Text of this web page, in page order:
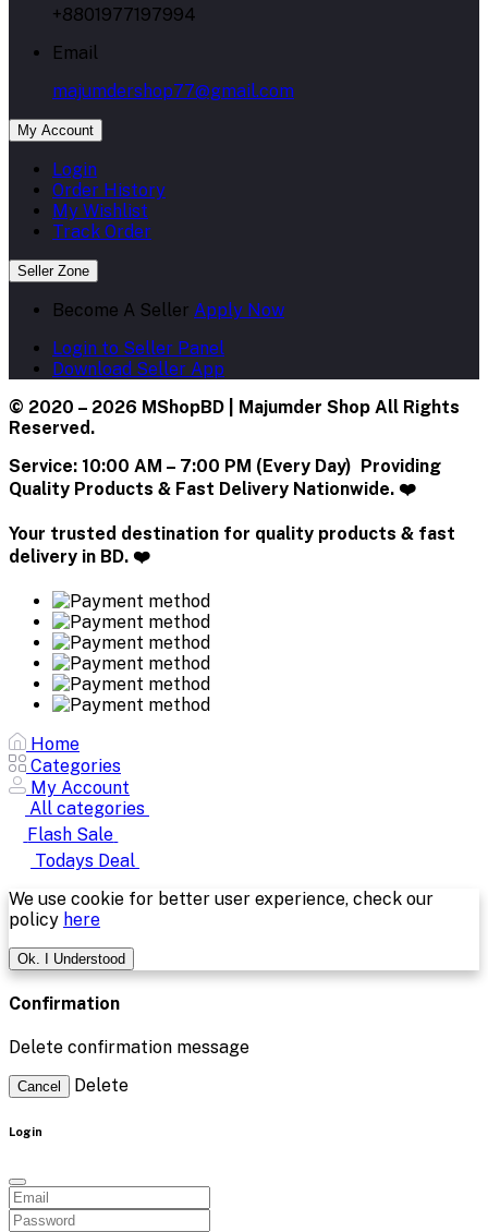
+8801977197994
Email
majumdershop77@gmail.com
My Account
Login
Order History
My Wishlist
Track Order
Seller Zone
Become A Seller Apply Now
Login to Seller Panel
Download Seller App
© 2020 – 2026 MShopBD | Majumder Shop All Rights
Reserved.
Service: 10:00 AM – 7:00 PM (Every Day) Providing
Quality Products & Fast Delivery Nationwide. ❤️
Your trusted destination for quality products & fast
delivery in BD. ❤️
Home
Categories
My Account
All categories
Flash Sale
Todays Deal
We use cookie for better user experience, check our
policy here
Ok. I Understood
Confirmation
Delete confirmation message
Cancel Delete
Login